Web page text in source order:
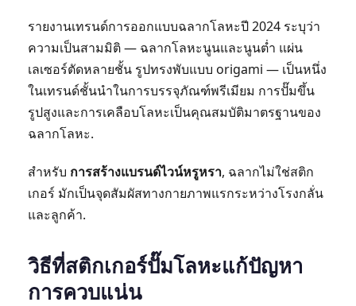
รายงานเทรนด์การออกแบบฉลากโลหะปี 2024 ระบุว่า
ความเป็นสามมิติ — ฉลากโลหะนูนและนูนต่ำ แผ่น
เลเซอร์ตัดหลายชั้น รูปทรงพับแบบ origami — เป็นหนึ่ง
ในเทรนด์ชั้นนำในการบรรจุภัณฑ์พรีเมียม การปั๊มขึ้น
รูปสูงและการเคลือบโลหะเป็นคุณสมบัติมาตรฐานของ
ฉลากโลหะ.
สำหรับ การสร้างแบรนด์ไวน์หรูหรา, ฉลากไม่ใช่สติก
เกอร์ มักเป็นจุดสัมผัสทางกายภาพแรกระหว่างโรงกลั่น
และลูกค้า.
วิธีที่สติกเกอร์ปั๊มโลหะแก้ปัญหา
การควบแน่น